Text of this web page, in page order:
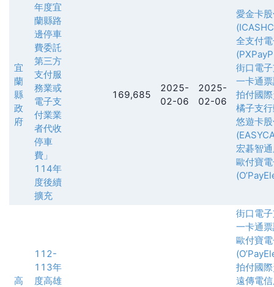
宜
蘭
縣
政
府
年度宜
蘭縣路
邊停車
費委託
第三方
支付服
務業或
電子支
付業業
者代收
停車
費」
114年
度後續
擴充
169,685
2025-
02-06
2025-
02-06
愛金卡
全支付
街口電
一卡通
拍付國
橘子支
悠遊卡
宏碁智
歐付寶
高
112-
113年
度高雄
街口電
一卡通
歐付寶
拍付國
遠傳電